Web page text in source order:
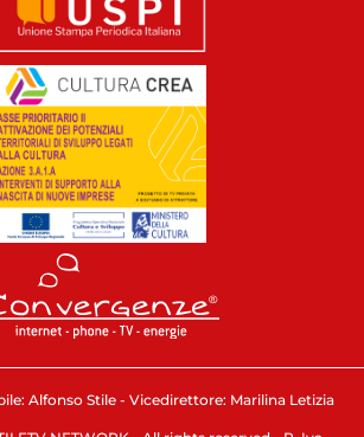
Alfonso Stile - Vicedirettore: Marilina Letizia